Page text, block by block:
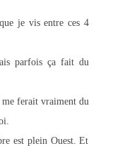
je vis entre ces 4
parfois ça fait du
ferait vraiment du
est plein Ouest. Et